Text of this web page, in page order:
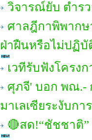
วิจารณ์ยับ ตำร
ศาลฎีกาพิพากษ
ฝ่าฝืนหรือไม่ปฏิบั
เวทีรับฟังโครง
ศุภจี' บอก พณ.-
มาเลเซียระงับก
🔴สด!“ชัชชาติ”